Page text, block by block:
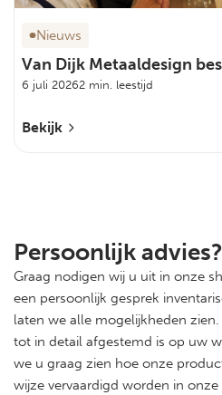
Nieuws
Van Dijk Metaaldesign
6 juli 20262 min. leestijd
Bekijk
Persoonlijk advies?
Graag nodigen wij u uit in onze
een persoonlijk gesprek
laten we alle mogelijkheden
tot in detail afgestemd is op uw
we u graag zien hoe onze
wijze vervaardigd worden in